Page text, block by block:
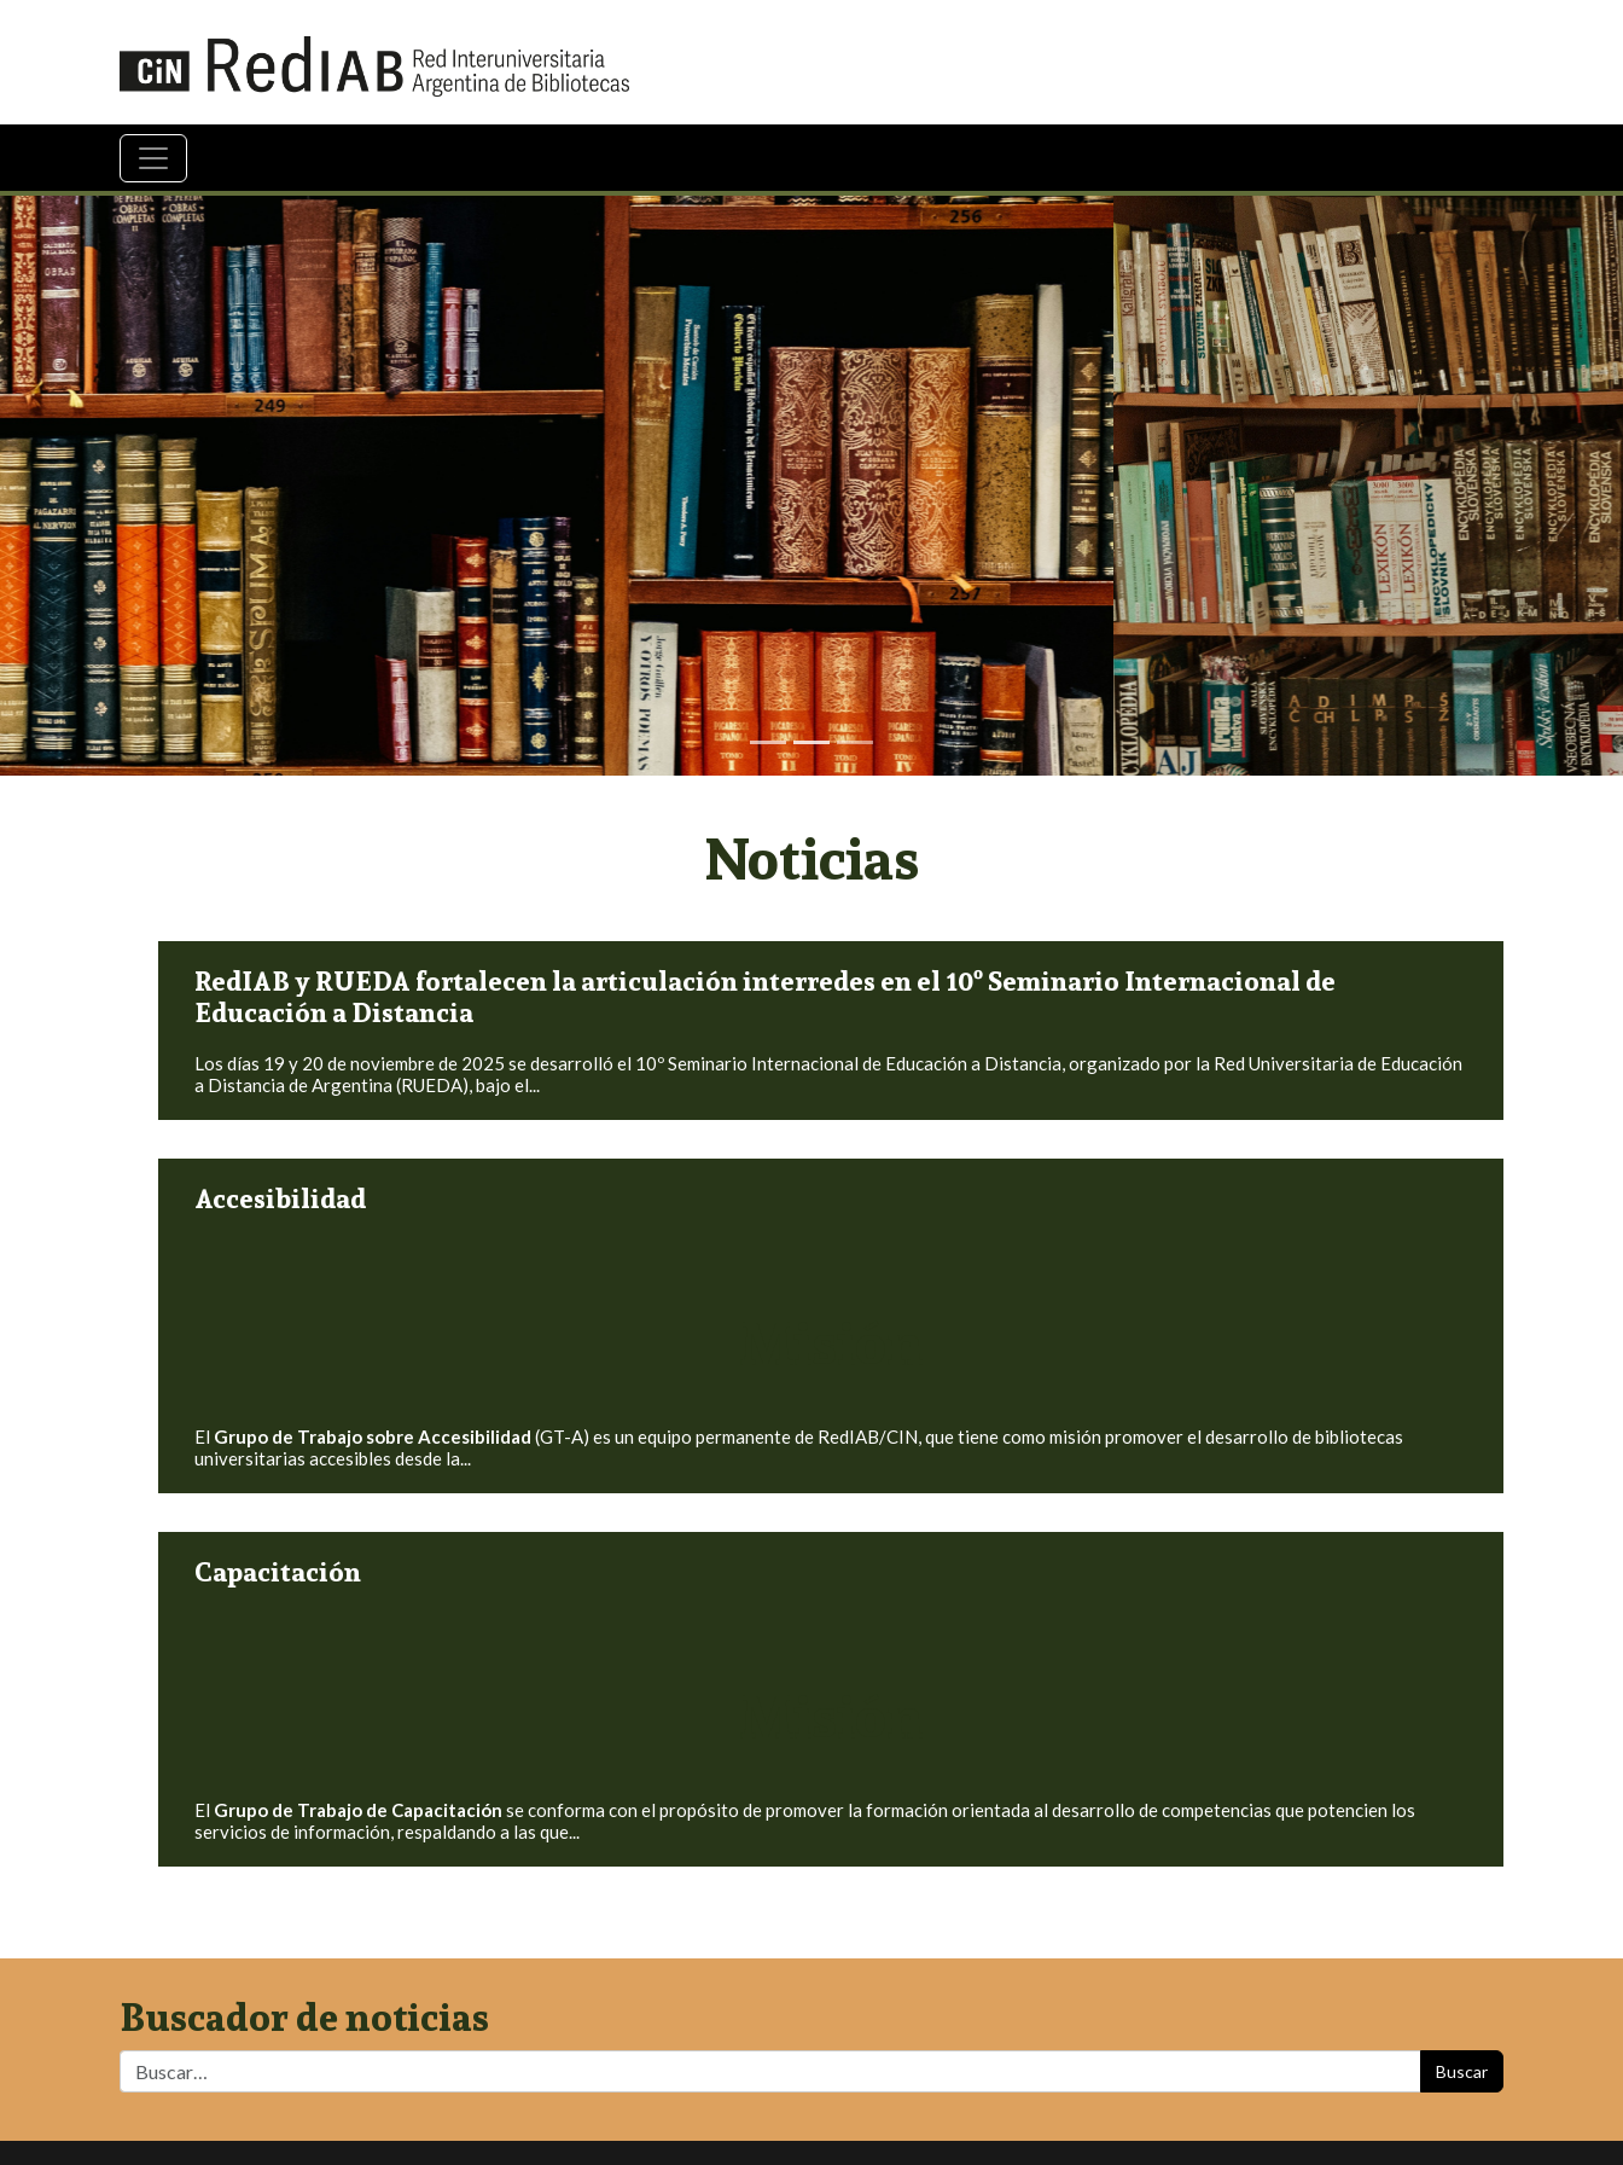
Noticias
RedIAB y RUEDA fortalecen la articulación interredes en el 10º Seminario Internacional de
Educación a Distancia
Los días 19 y 20 de noviembre de 2025 se desarrolló el 10º Seminario Internacional de Educación a Distancia, organizado por la Red Universitaria de Educación
a Distancia de Argentina (RUEDA), bajo el...
Accesibilidad
El Grupo de Trabajo sobre Accesibilidad (GT-A) es un equipo permanente de RedIAB/CIN, que tiene como misión promover el desarrollo de bibliotecas
universitarias accesibles desde la...
Capacitación
El Grupo de Trabajo de Capacitación se conforma con el propósito de promover la formación orientada al desarrollo de competencias que potencien los
servicios de información, respaldando a las que...
Buscador de noticias
Buscar